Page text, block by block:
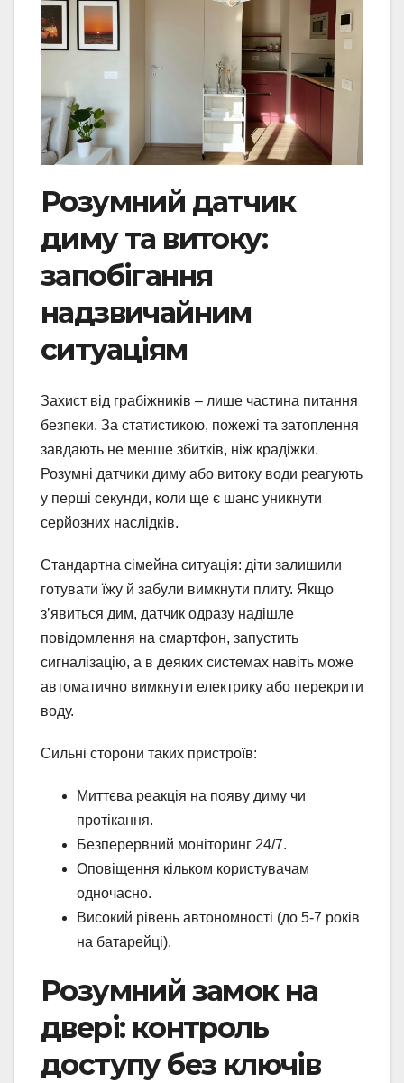
Розумний датчик
диму та витоку:
запобігання
надзвичайним
ситуаціям
Захист від грабіжників – лише частина питання
безпеки. За статистикою, пожежі та затоплення
завдають не менше збитків, ніж крадіжки.
Розумні датчики диму або витоку води реагують
у перші секунди, коли ще є шанс уникнути
серйозних наслідків.
Стандартна сімейна ситуація: діти залишили
готувати їжу й забули вимкнути плиту. Якщо
з’явиться дим, датчик одразу надішле
повідомлення на смартфон, запустить
сигналізацію, а в деяких системах навіть може
автоматично вимкнути електрику або перекрити
воду.
Сильні сторони таких пристроїв:
Миттєва реакція на появу диму чи
протікання.
Безперервний моніторинг 24/7.
Оповіщення кільком користувачам
одночасно.
Високий рівень автономності (до 5-7 років
на батарейці).
Розумний замок на
двері: контроль
доступу без ключів